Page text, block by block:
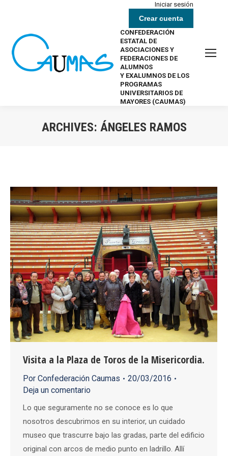
Iniciar sesión
Crear cuenta
CONFEDERACIÓN
ESTATAL DE
ASOCIACIONES Y
FEDERACIONES DE
ALUMNOS
Y EXALUMNOS DE LOS
PROGRAMAS
UNIVERSITARIOS DE
MAYORES (CAUMAS)
ARCHIVES: ÁNGELES RAMOS
Visita a la Plaza de Toros de la Misericordia.
Por Confederación Caumas
20/03/2016
Deja un comentario
Lo que seguramente no se conoce es lo que
nosotros descubrimos en su interior, un cuidado
museo que trascurre bajo las gradas, parte del edificio
original con arcos de medio punto en ladrillo. Allí